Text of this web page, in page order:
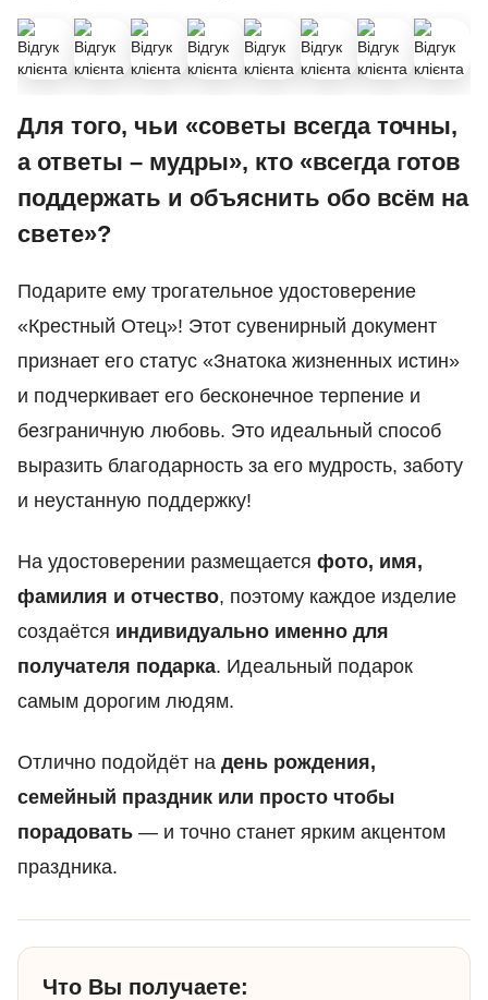
Для того, чьи «советы всегда точны,
а ответы – мудры», кто «всегда готов
поддержать и объяснить обо всём на
свете»?
Подарите ему трогательное удостоверение
«Крестный Отец»! Этот сувенирный документ
признает его статус «Знатока жизненных истин»
и подчеркивает его бесконечное терпение и
безграничную любовь. Это идеальный способ
выразить благодарность за его мудрость, заботу
и неустанную поддержку!
На удостоверении размещается фото, имя,
фамилия и отчество, поэтому каждое изделие
создаётся индивидуально именно для
получателя подарка. Идеальный подарок
самым дорогим людям.
Отлично подойдёт на день рождения,
семейный праздник или просто чтобы
порадовать — и точно станет ярким акцентом
праздника.
Что Вы получаете: